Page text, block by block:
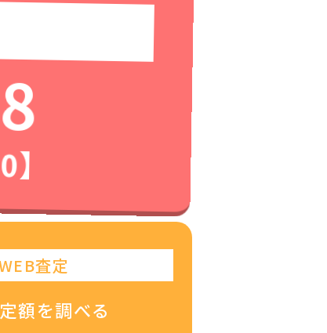
査定
額を調べる